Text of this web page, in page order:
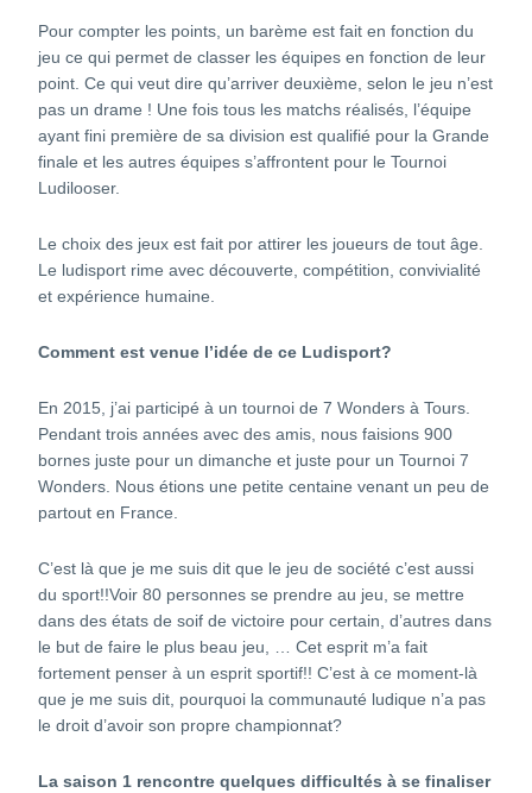
Pour compter les points, un barème est fait en fonction du
jeu ce qui permet de classer les équipes en fonction de leur
point. Ce qui veut dire qu’arriver deuxième, selon le jeu n’est
pas un drame ! Une fois tous les matchs réalisés, l’équipe
ayant fini première de sa division est qualifié pour la Grande
finale et les autres équipes s’affrontent pour le Tournoi
Ludilooser.
Le choix des jeux est fait por attirer les joueurs de tout âge.
Le ludisport rime avec découverte, compétition, convivialité
et expérience humaine.
Comment est venue l’idée de ce Ludisport?
En 2015, j’ai participé à un tournoi de 7 Wonders à Tours.
Pendant trois années avec des amis, nous faisions 900
bornes juste pour un dimanche et juste pour un Tournoi 7
Wonders. Nous étions une petite centaine venant un peu de
partout en France.
C’est là que je me suis dit que le jeu de société c’est aussi
du sport!!Voir 80 personnes se prendre au jeu, se mettre
dans des états de soif de victoire pour certain, d’autres dans
le but de faire le plus beau jeu, … Cet esprit m’a fait
fortement penser à un esprit sportif!! C’est à ce moment-là
que je me suis dit, pourquoi la communauté ludique n’a pas
le droit d’avoir son propre championnat?
La saison 1 rencontre quelques difficultés à se finaliser